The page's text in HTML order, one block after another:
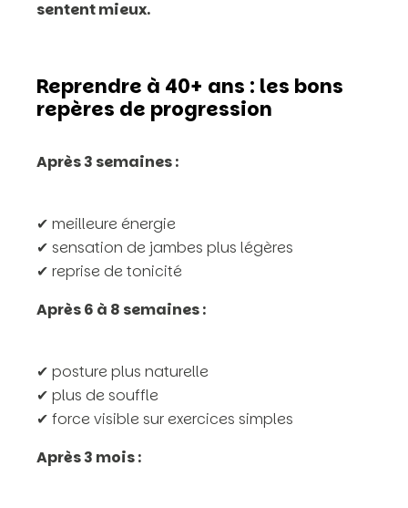
sentent mieux.
Reprendre à 40+ ans : les bons
repères de progression
Après 3 semaines :
✔ meilleure énergie
✔ sensation de jambes plus légères
✔ reprise de tonicité
Après 6 à 8 semaines :
✔ posture plus naturelle
✔ plus de souffle
✔ force visible sur exercices simples
Après 3 mois :